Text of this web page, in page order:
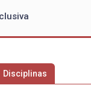
Disciplinas